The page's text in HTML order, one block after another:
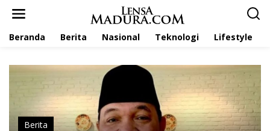
Beranda Berita Nasional Teknologi Lifestyle
Berita